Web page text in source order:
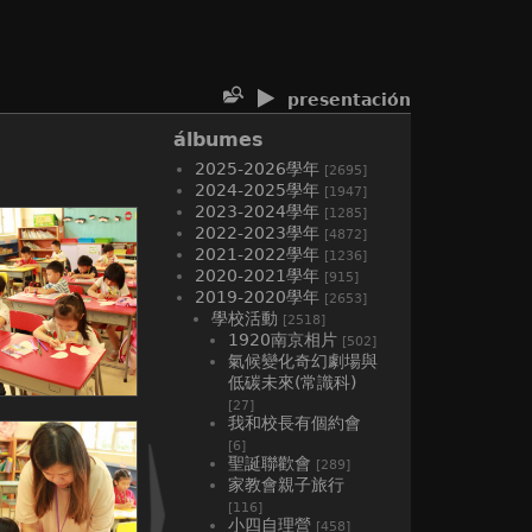
presentación
álbumes
2025-2026學年 [2695]
2024-2025學年 [1947]
2023-2024學年 [1285]
2022-2023學年 [4872]
2021-2022學年 [1236]
2020-2021學年 [915]
2019-2020學年 [2653]
學校活動 [2518]
1920南京相片 [502]
氣候變化奇幻劇場與
低碳未來(常識科)
[27]
我和校長有個約會
[6]
聖誕聯歡會 [289]
家教會親子旅行
[116]
小四自理營 [458]